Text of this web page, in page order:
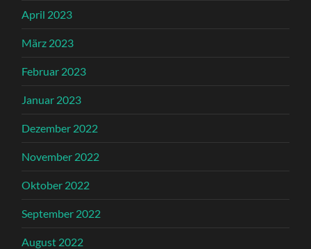
April 2023
März 2023
Februar 2023
Januar 2023
Dezember 2022
November 2022
Oktober 2022
September 2022
August 2022